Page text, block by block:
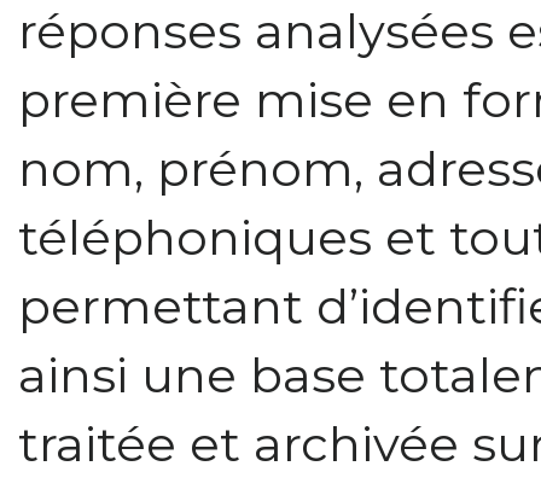
réponses analysées
première mise en
nom, prénom,
téléphoniques et
permettant
ainsi une base
traitée et archivée